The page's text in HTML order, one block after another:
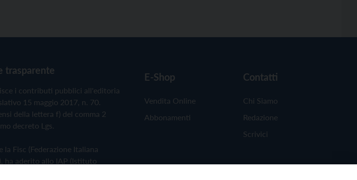
trasparente
i contributi pubblici all'editoria
15 maggio 2017, n. 70.
della lettera f) del comma 2
decreto Lgs.
Fisc (Federazione Italiana
ha aderito allo IAP (Istituto
E-Shop
Vendita Online
Abbonamenti
Contatti
Chi Siamo
Redazione
Scrivici